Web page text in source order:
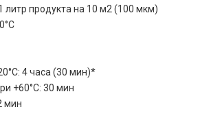
литр продукта на 10 м2 (100 мкм)
4 часа (30 мин)*
+60°С: 30 мин
мин